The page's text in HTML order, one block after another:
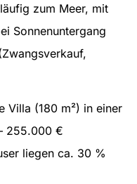
zum Meer, mit
Sonnenuntergang
Villa (180 m²) in einer
255.000 €
liegen ca. 30 %